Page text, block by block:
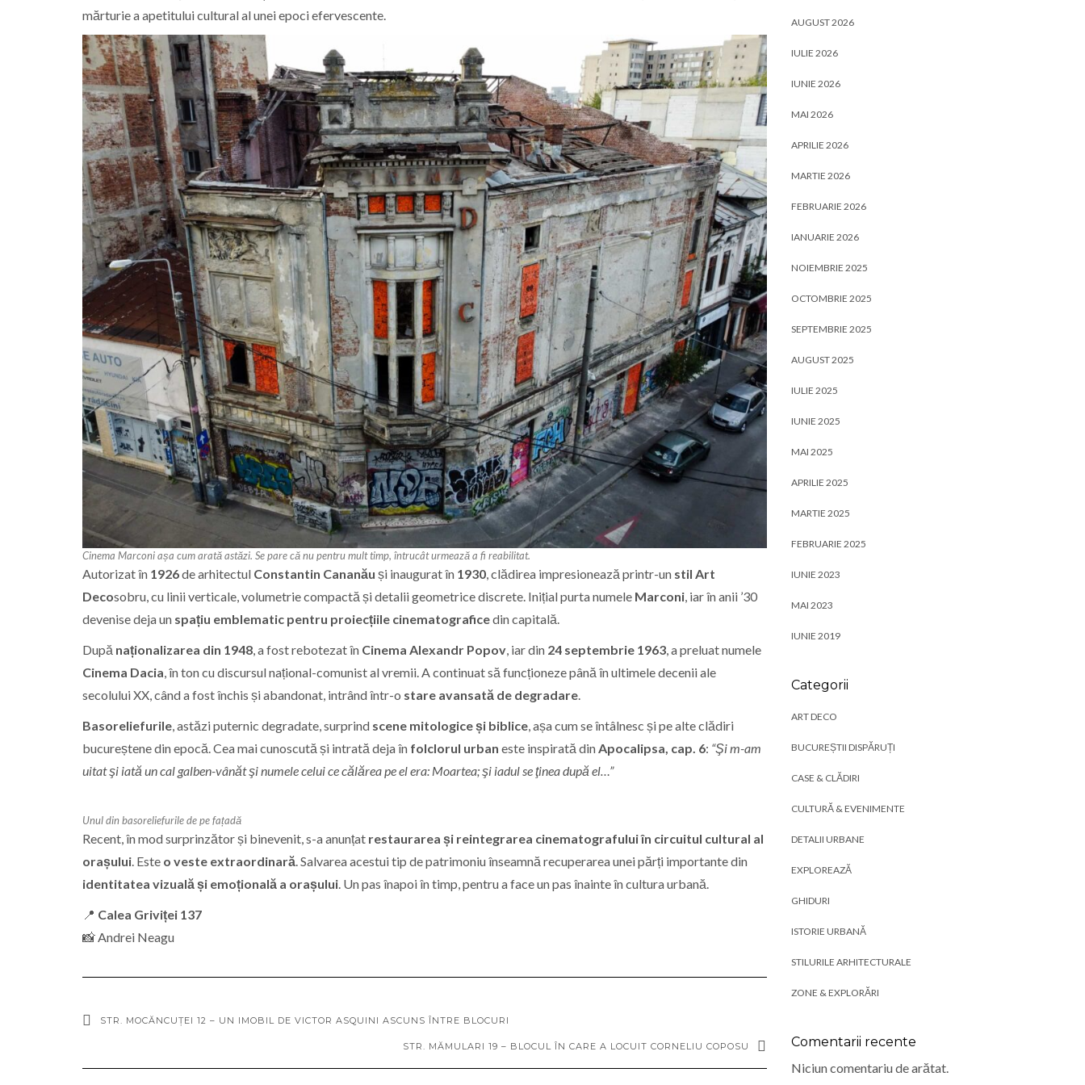
mărturie a apetitului cultural al unei epoci efervescente.
Cinema Marconi așa cum arată astăzi. Se pare că nu pentru mult timp, întrucât urmează a fi reabilitat.
Autorizat în 1926de arhitectul Constantin Cananău și inaugurat în 1930 , clădirea impresionează printr-un stil Art
Decosobru, cu linii verticale, volumetrie compactă și detalii geometrice discrete. Inițial purta numele Marconi , iar în anii ’30
devenise deja un spațiu emblematic pentru proiecțiile cinematograficedin capitală.
După naționalizarea din 1948 , a fost rebotezat în Cinema Alexandr Popov , iar din 24 septembrie 1963 , a preluat numele
Cinema Dacia , în ton cu discursul național-comunist al vremii. A continuat să funcționeze până în ultimele decenii ale
secolului XX, când a fost închis și abandonat, intrând într-o stare avansată de degradare
Basoreliefurile , astăzi puternic degradate, surprind scene mitologice și biblice , așa cum se întâlnesc și pe alte clădiri
bucureștene din epocă. Cea mai cunoscută și intrată deja în folclorul urban este inspirată din Apocalipsa, cap. 6: “Şi m-am
uitat şi iată un cal galben-vânăt şi numele celui ce călărea pe el era: Moartea; şi iadul se ţinea după el…”
Unul din basoreliefurile de pe fațadă
Recent, în mod surprinzător și binevenit, s-a anunțat restaurarea și reintegrarea cinematografului în circuitul cultural al
orașului . Este o veste extraordinară . Salvarea acestui tip de patrimoniu înseamnă recuperarea unei părți importante din
identitatea vizuală și emoțională a orașului . Un pas înapoi în timp, pentru a face un pas înainte în cultura urbană.
📍 Calea Griviței 137
📸 Andrei Neagu
STR. MOCĂNCUȚEI 12 – UN IMOBIL DE VICTOR ASQUINI ASCUNS ÎNTRE BLOCURI
STR. MĂMULARI 19 – BLOCUL ÎN CARE A LOCUIT CORNELIU COPOSU
AUGUST 2026
IULIE 2026
IUNIE 2026
MAI 2026
APRILIE 2026
MARTIE 2026
FEBRUARIE 2026
IANUARIE 2026
NOIEMBRIE 2025
OCTOMBRIE 2025
SEPTEMBRIE 2025
AUGUST 2025
IULIE 2025
IUNIE 2025
MAI 2025
APRILIE 2025
MARTIE 2025
FEBRUARIE 2025
IUNIE 2023
MAI 2023
IUNIE 2019
Categorii
ART DECO
BUCUREȘTII DISPĂRUȚI
CASE & CLĂDIRI
CULTURĂ & EVENIMENTE
DETALII URBANE
EXPLOREAZĂ
GHIDURI
ISTORIE URBANĂ
STILURILE ARHITECTURALE
ZONE & EXPLORĂRI
Comentarii recente
Niciun comentariu de arătat.